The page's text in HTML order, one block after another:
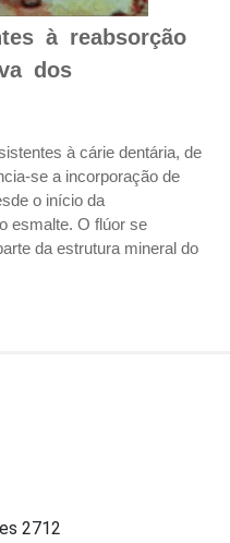
à reabsorção
dos
à cárie dentária, de
se a incorporação de
o início da
esmalte. O flúor se
da estrutura mineral do
2712